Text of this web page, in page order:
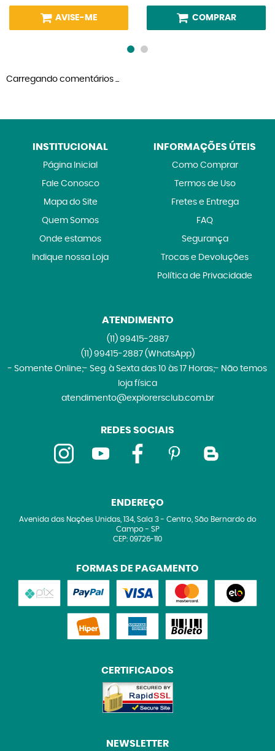
AVISE-ME COMPRAR
Carregando comentários ...
INSTITUCIONAL
Página Inicial
Fale Conosco
Mapa do Site
Quem Somos
Onde estamos
Indique nossa Loja
INFORMAÇÕES ÚTEIS
Como Comprar
Termos de Uso
Fretes e Entrega
FAQ
Segurança
Trocas e Devoluções
Política de Privacidade
ATENDIMENTO
(11)99415-2887
(11)99415-2887 (WhatsApp)
- Somente Online;- Seg. à Sexta das 10 às 17 Horas;- Não temos
loja física
atendimento@explorersclub.com.br
REDES SOCIAIS
ENDEREÇO
Avenida das Nações Unidas, 134, Sala 3- Centro, São Bernardo do
Campo- SP
CEP: 09726-110
FORMAS DE PAGAMENTO
CERTIFICADOS
NEWSLETTER